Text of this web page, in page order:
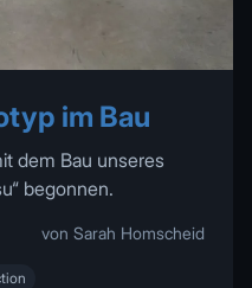
im Bau
dem Bau unseres
begonnen.
von Sarah Homscheid